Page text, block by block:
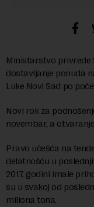
Ministarstvo privrede
dostavljanje ponuda
Luke Novi Sad po
Novi rok za
novembar, a
Pravo učešća na
delatnošću u
2017. godini imale
su u svakoj od
miliona tona.